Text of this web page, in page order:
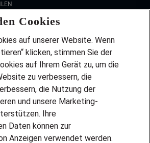
Cookies
auf unserer Website. Wenn
klicken, stimmen Sie der
auf Ihrem Gerät zu, um die
zu verbessern, die
die Nutzung der
und unsere Marketing-
Ihre
Daten können zur
Anzeigen verwendet werden.